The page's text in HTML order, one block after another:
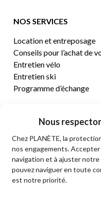
Nous
Chez PLANÈTE, la
nos engagements.
navigation et à ajuster
pouvez naviguer en toute
est notre priorité.
NOS SERVICES
Location et entreposage
Conseils pour l’achat de
Entretien vélo
Entretien ski
Programme d’échange
CENTRE D’AIDE
Termes et conditions de
Retours et
Politique de
Contact